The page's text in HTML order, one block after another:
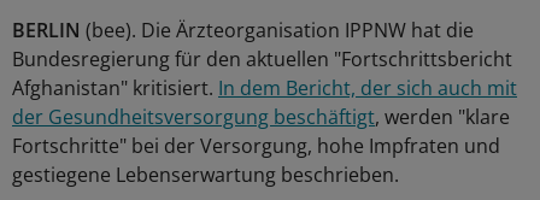
BERLIN (bee). Die Ärzteorganisation IPPNW hat die
Bundesregierung für den aktuellen "Fortschrittsbericht
Afghanistan" kritisiert. In dem Bericht, der sich auch mit
der Gesundheitsversorgung beschäftigt, werden "klare
Fortschritte" bei der Versorgung, hohe Impfraten und
gestiegene Lebenserwartung beschrieben.